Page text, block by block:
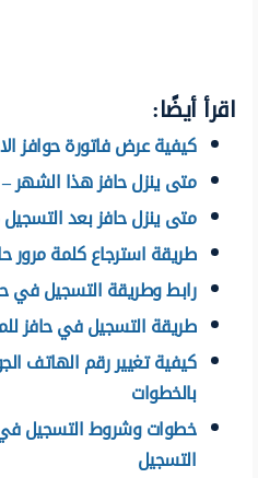
اقرأ أيضًا:
كيفية عرض فاتورة حوافز
متى ينزل حافز هذا الشهر –
متى ينزل حافز بعد التسجيل 1446
طريقة استرجاع كلمة مرور حافز 1446
رابط وطريقة التسجيل في
طريقة التسجيل في حافز للمره
بالخطوات
التسجيل